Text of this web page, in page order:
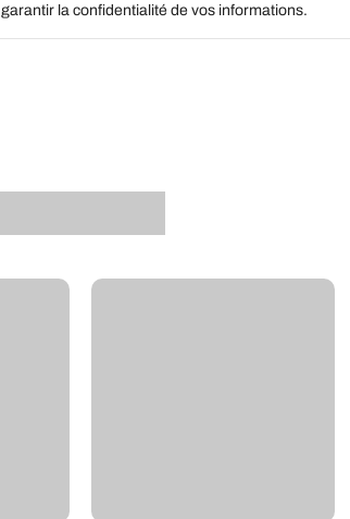
garantir la confidentialité de vos informations.